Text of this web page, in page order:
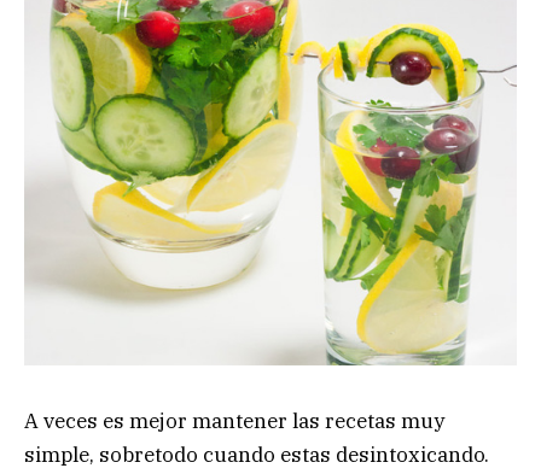
A veces es mejor mantener las recetas muy
simple, sobretodo cuando estas desintoxicando.